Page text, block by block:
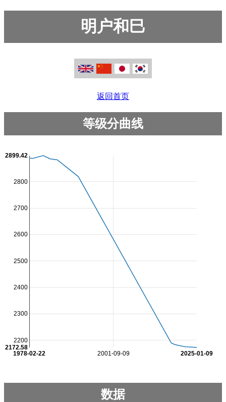
明户和巳
返回首页
等级分曲线
2001-09-09
1978-02-22 2025-01-09
2200
2300
2400
2500
2600
2700
2800
2172.58
2899.42
数据